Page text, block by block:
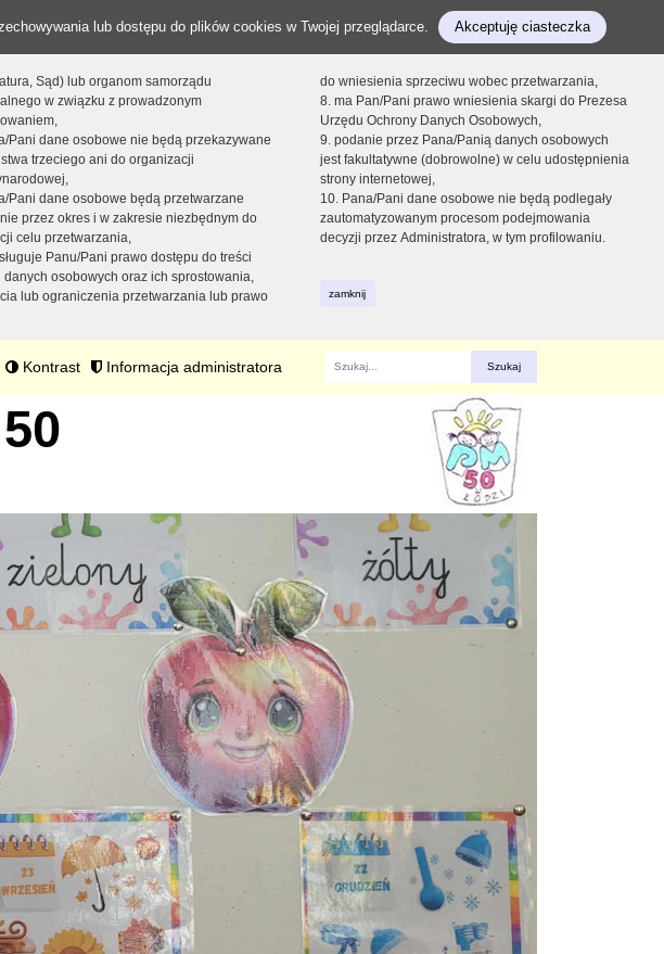
lub dostępu do plików cookies w Twojej przeglądarce. Akceptuję ciasteczka
Sąd) lub organom samorządu
w związku z prowadzonym
Pani dane osobowe nie będą przekazywane
trzeciego ani do organizacji
Pani dane osobowe będą przetwarzane
przez okres i w zakresie niezbędnym do
celu przetwarzania,
Panu/Pani prawo dostępu do treści
danych osobowych oraz ich sprostowania,
lub ograniczenia przetwarzania lub prawo
do wniesienia sprzeciwu wobec przetwarzania,
8. ma Pan/Pani prawo wniesienia skargi do Prezesa
Urzędu Ochrony Danych Osobowych,
9. podanie przez Pana/Panią danych osobowych
jest fakultatywne (dobrowolne) w celu udostępnienia
strony internetowej,
10. Pana/Pani dane osobowe nie będą podlegały
zautomatyzowanym procesom podejmowania
decyzji przez Administratora, w tym profilowaniu.
zamknij
Kontrast Informacja administratora
Fraza